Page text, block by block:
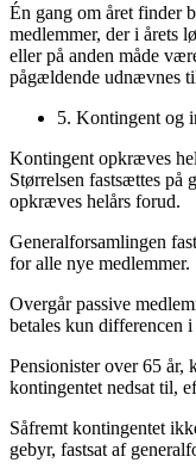
Én gang om året finder
medlemmer, der i årets
eller på anden måde
pågældende udnævnes
5. Kontingent og
Kontingent opkræves
Størrelsen fastsættes på
opkræves helårs forud.
Generalforsamlingen
for alle nye medlemmer.
Overgår passive
betales kun differencen
Pensionister over 65 år,
kontingentet nedsat til,
Såfremt kontingentet
gebyr, fastsat af